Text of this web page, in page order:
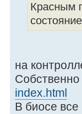
Красным
на
Собственно
index.html
В биосе